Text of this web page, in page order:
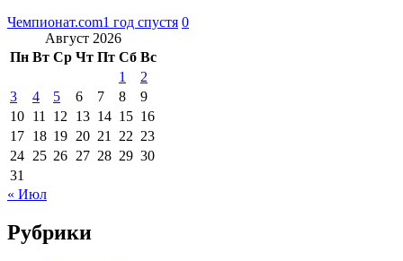
Чемпионат.com1 год спустя 0
Август 2026
Пн Вт Ср Чт Пт Сб Вс
1
2
3
4 5 6 7 8
9
10 11 12 13 14 15 16
17 18 19 20 21 22 23
24 25 26 27 28 29 30
31
« Июл
Рубрики